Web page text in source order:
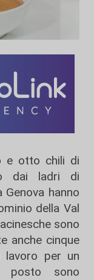
e otto chili di
dai ladri di
hanno
della Val
sono
anche cinque
lavoro per un
posto sono